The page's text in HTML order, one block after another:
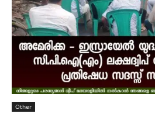
Other